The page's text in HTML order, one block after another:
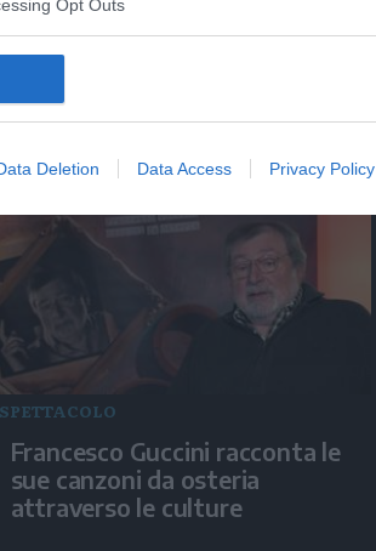
Opt Outs
Deletion Data Access Privacy Policy
giovani ad Assisi: cori e
SPETTACOLO
Francesco Guccini racconta le
sue canzoni da osteria
attraverso le culture